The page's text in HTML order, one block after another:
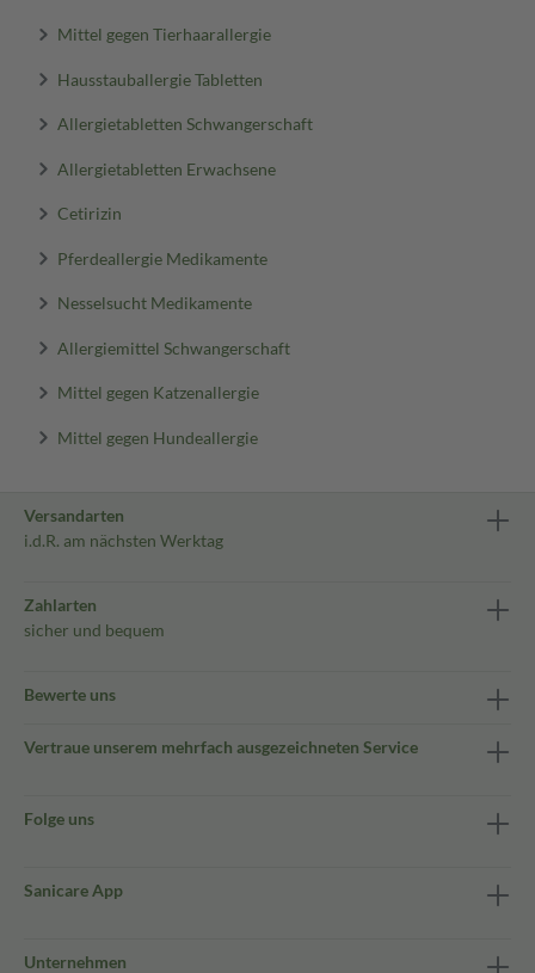
Mittel gegen Tierhaarallergie
Hausstauballergie Tabletten
Allergietabletten Schwangerschaft
Allergietabletten Erwachsene
Cetirizin
Pferdeallergie Medikamente
Nesselsucht Medikamente
Allergiemittel Schwangerschaft
Mittel gegen Katzenallergie
Mittel gegen Hundeallergie
Versandarten
i.d.R. am nächsten Werktag
Zahlarten
sicher und bequem
Bewerte uns
Vertraue unserem mehrfach ausgezeichneten Service
Folge uns
Sanicare App
Unternehmen